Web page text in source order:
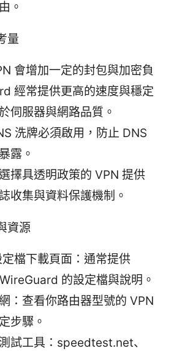
。
量
會增加一定的封包與加密負
經常提供更高的速度與穩定
伺服器與網路品質。
洗牌必須啟用，防止 DNS
露。
擇具透明政策的 VPN 提供
收集與資料保護機制。
資源
檔下載頁面：通常提供
的設定檔與說明。
：查看你路由器型號的 VPN
步驟。
試工具：speedtest.net、